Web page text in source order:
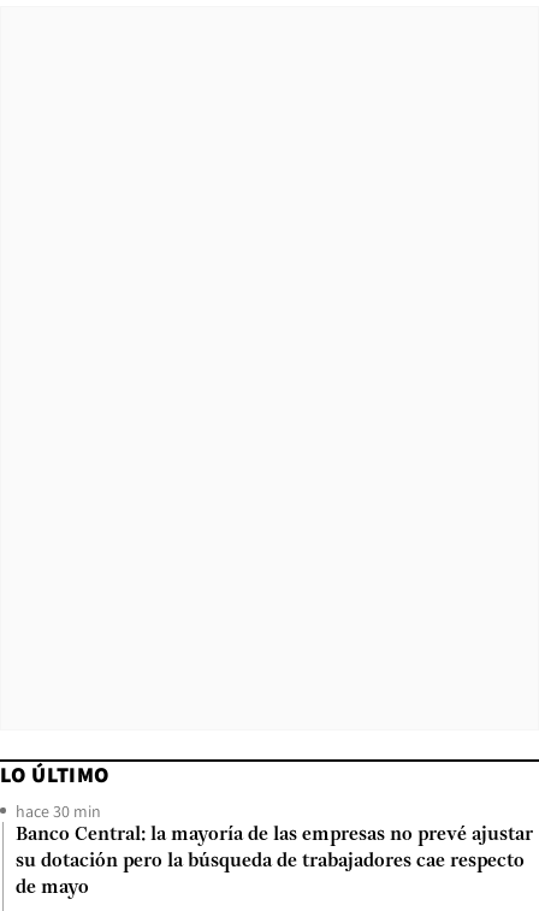
LO ÚLTIMO
hace 30 min
Banco Central: la mayoría de las empresas no prevé ajustar
su dotación pero la búsqueda de trabajadores cae respecto
de mayo